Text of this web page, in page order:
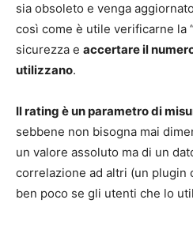
sia obsoleto e venga
così come è utile verificarne la
sicurezza e accertare il
utilizzano.
Il rating è un parametro di
sebbene non bisogna mai
un valore assoluto ma di un
correlazione ad altri (un plugin
ben poco se gli utenti che lo